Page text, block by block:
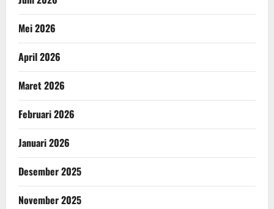
Mei 2026
April 2026
Maret 2026
Februari 2026
Januari 2026
Desember 2025
November 2025